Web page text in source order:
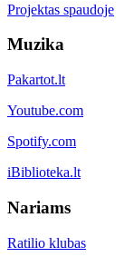
Projektas spaudoje
Muzika
Pakartot.lt
Youtube.com
Spotify.com
iBiblioteka.lt
Nariams
Ratilio klubas